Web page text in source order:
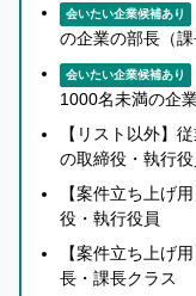
会いたい企業候補あり
の企業の部長（
会いたい企業候補あり
1000名未満の企
【リスト以外】
の取締役・執行役
【案件立ち上げ
役・執行役員
【案件立ち上げ
長・課長クラス
て
詳
し
く
り
い
へ